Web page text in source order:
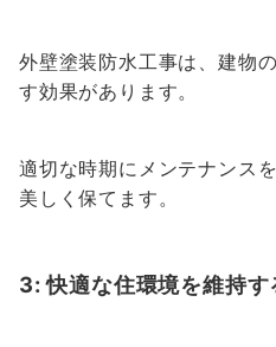
外壁塗装防水工事は、建物
す効果があります。
適切な時期にメンテナンス
美しく保てます。
3: 快適な住環境を維持す